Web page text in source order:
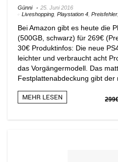
Günni
25. Juni 2016
Liveshopping Playstation 4 Preisfehler,
Bei Amazon gibt es heute die
(500GB, schwarz) für 269€
30€ Produktinfos: Die neue
leichter und verbraucht acht
das Vorgängermodell. Das
Festplattenabdeckung gibt der
MEHR LESEN